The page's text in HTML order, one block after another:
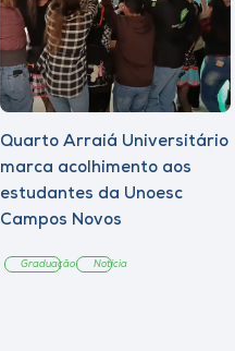
Quarto Arraiá Universitário
marca acolhimento aos
estudantes da Unoesc
Campos Novos
Graduação Notícia